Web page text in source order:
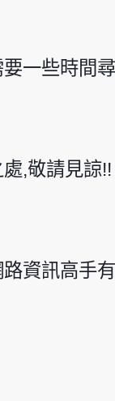
一些時間
,敬請見諒!!
資訊高手